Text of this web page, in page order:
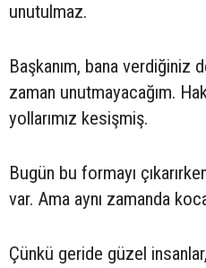
unutulmaz.
Başkanım, bana verdiğiniz
zaman unutmayacağım.
yollarımız kesişmiş.
Bugün bu formayı
var. Ama aynı zamanda
Çünkü geride güzel